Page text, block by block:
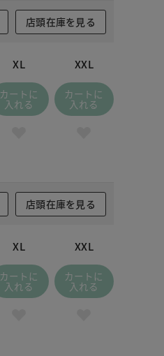
店頭在庫を見る
XL
カートに
入れる
XXL
カートに
入れる
店頭在庫を見る
XL
カートに
入れる
XXL
カートに
入れる